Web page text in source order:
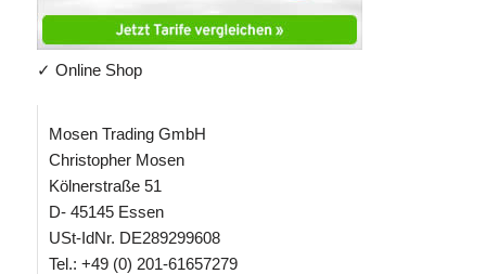
✓ Online Shop
Mosen Trading GmbH
Christopher Mosen
Kölnerstraße 51
D- 45145 Essen
USt-IdNr. DE289299608
Tel.: +49 (0) 201-61657279